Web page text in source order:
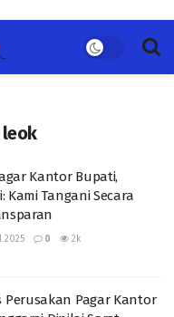
Kantor Bupati,
Kami Tangani Secara
2025 0 2k
Perusakan Pagar Kantor